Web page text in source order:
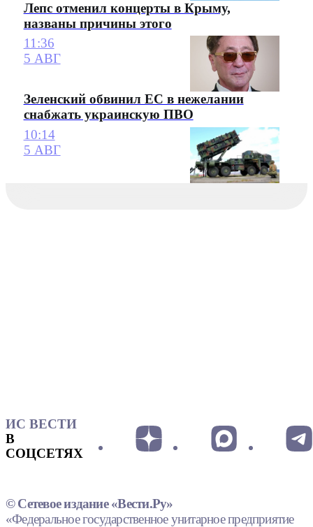
Лепс отменил концерты в Крыму,
названы причины этого
11:36
5 АВГ
Зеленский обвинил ЕС в нежелании
снабжать украинскую ПВО
10:14
5 АВГ
ИС ВЕСТИ
В
СОЦСЕТЯХ
© Сетевое издание «Вести.Ру»
«Федеральное государственное унитарное предприятие